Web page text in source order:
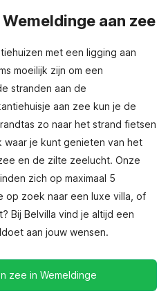
aan zee
met een ligging aan
moeilijk zijn om een
stranden aan de
aan zee kun je de
zo naar het strand fietsen
je kunt genieten van het
en de zilte zeelucht. Onze
zich op maximaal 5
op zoek naar een luxe villa, of
Bij Belvilla vind je altijd een
aan jouw wensen.
zee in Wemeldinge